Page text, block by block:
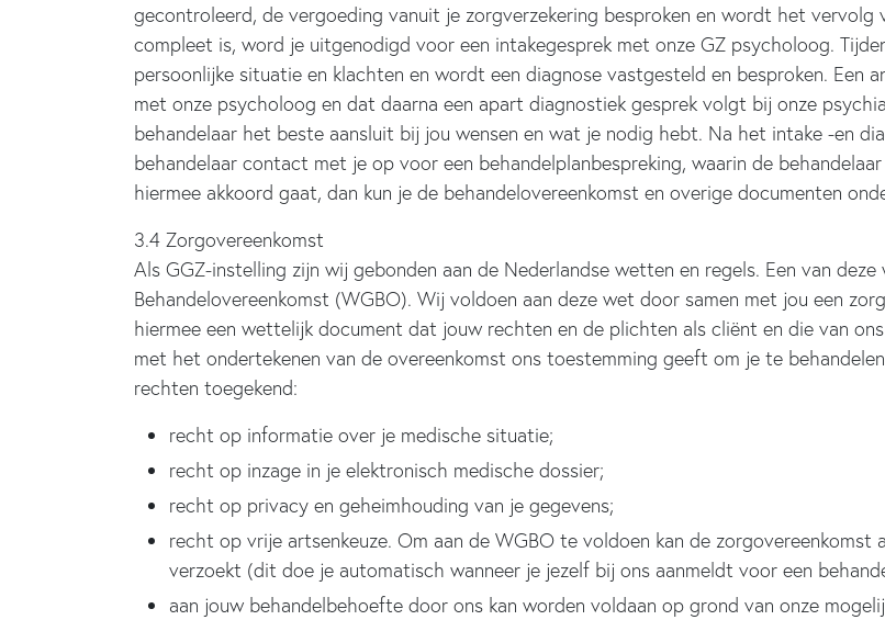
gecontroleerd, de vergoeding vanuit je zorgverzekering besproken en wordt het
compleet is, word je uitgenodigd voor een intakegesprek met onze GZ psycholoog.
persoonlijke situatie en klachten en wordt een diagnose vastgesteld en besproken. Een
met onze psycholoog en dat daarna een apart diagnostiek gesprek volgt bij onze
behandelaar het beste aansluit bij jou wensen en wat je nodig hebt. Na het intake -en
behandelaar contact met je op voor een behandelplanbespreking, waarin de
hiermee akkoord gaat, dan kun je de behandelovereenkomst en overige documenten
3.4 Zorgovereenkomst
Als GGZ-instelling zijn wij gebonden aan de Nederlandse wetten en regels. Een van
Behandelovereenkomst (WGBO). Wij voldoen aan deze wet door samen met jou een
hiermee een wettelijk document dat jouw rechten en de plichten als cliënt en die van
met het ondertekenen van de overeenkomst ons toestemming geeft om je te
rechten toegekend:
recht op informatie over je medische situatie;
recht op inzage in je elektronisch medische dossier;
recht op privacy en geheimhouding van je gegevens;
recht op vrije artsenkeuze. Om aan de WGBO te voldoen kan de
verzoekt (dit doe je automatisch wanneer je jezelf bij ons aanmeldt voor een
aan jouw behandelbehoefte door ons kan worden voldaan op grond van onze